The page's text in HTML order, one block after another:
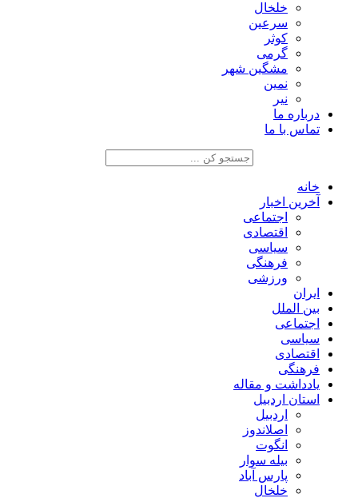
خلخال
سرعین
کوثر
گرمی
مشگین شهر
نمین
نیر
درباره ما
تماس با ما
خانه
آخرین اخبار
اجتماعی
اقتصادی
سیاسی
فرهنگی
ورزشی
ایران
بین الملل
اجتماعی
سیاسی
اقتصادی
فرهنگی
یادداشت و مقاله
استان اردبیل
اردبیل
اصلاندوز
انگوت
بیله سوار
پارس آباد
خلخال